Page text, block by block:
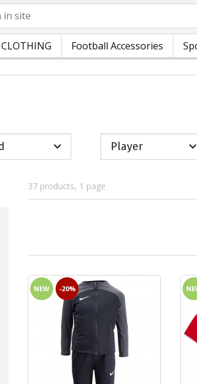
Football Accessories
Player
37 products, 1 page
NEW -20%